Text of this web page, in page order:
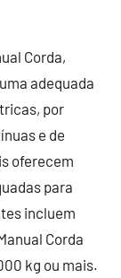
Corda,
adequada
por
e de
oferecem
para
incluem
Corda
kg ou mais.